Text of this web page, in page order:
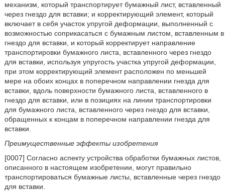
механизм, который транспортирует бумажный лист, вставленный
через гнездо для вставки; и корректирующий элемент, который
включает в себя участок упругой деформации, выполненный с
возможностью соприкасаться с бумажным листом, вставленным в
гнездо для вставки, и который корректирует направление
транспортировки бумажного листа, вставленного через гнездо
для вставки, используя упругость участка упругой деформации,
при этом корректирующий элемент расположен по меньшей
мере на обоих концах в поперечном направлении гнезда для
вставки, вдоль поверхности бумажного листа, вставленного в
гнездо для вставки, или в позициях на линии транспортировки
для бумажного листа, вставленного через гнездо для вставки,
обращенных к концам в поперечном направлении гнезда для
вставки.
Преимущественные эффекты изобретения
[0007] Согласно аспекту устройства обработки бумажных листов,
описанного в настоящем изобретении, могут правильно
транспортироваться бумажные листы, вставленные через гнездо
для вставки.